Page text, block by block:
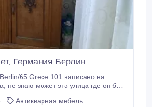
Германия Берлин.
65 Grece 101 написано на
Антикварная мебель